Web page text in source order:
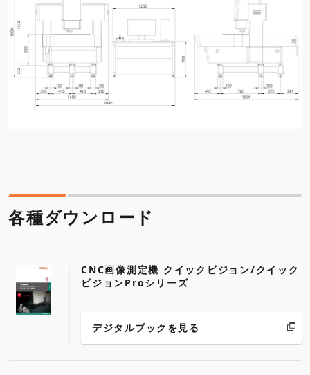
各種ダウンロード
CNC画像測定機 クイックビジョン/クイック
ビジョンProシリーズ
デジタルブックを見る